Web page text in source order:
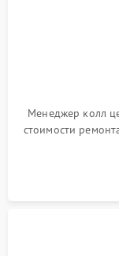
Менеджер колл
стоимости